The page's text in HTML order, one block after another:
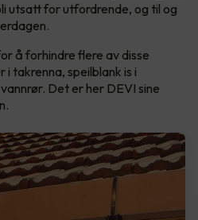
utsatt for utfordrende, og til og
å forhindre flere av disse
takrenna, speilblank is i
Det er her DEVI sine